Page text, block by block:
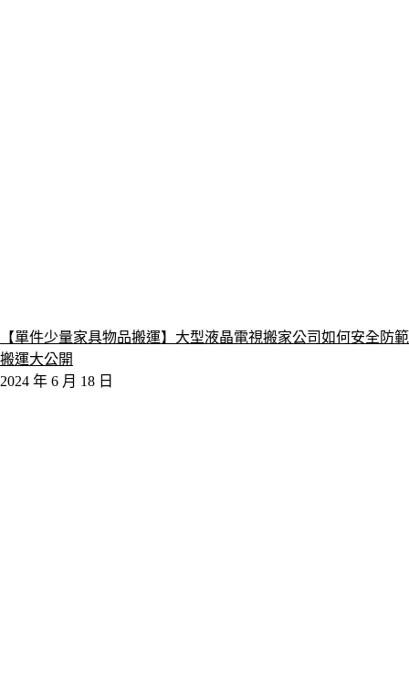
【單件少量家具物品搬運】大型液晶電視搬家公司如何安全防範
搬運大公開
2024 年 6 月 18 日